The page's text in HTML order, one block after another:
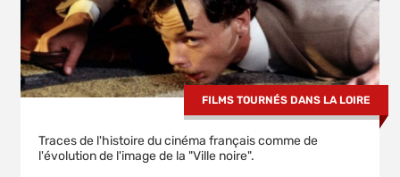
FILMS TOURNÉS DANS LA LOIRE
Traces de l'histoire du cinéma français comme de
l'évolution de l'image de la "Ville noire".